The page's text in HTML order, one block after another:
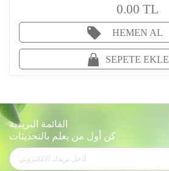
0.00 TL
HEMEN AL
SEPETE EKLE
القائمة البريدية
كن أول من يعلم بالتحديثات